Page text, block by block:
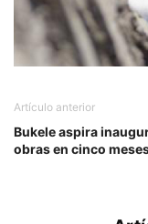
Artículo anterior
Bukele aspira
obras en cinco